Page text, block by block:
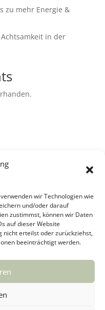
wir Technologien wie
und/oder darauf
zustimmst, können wir Daten
auf dieser Website
nicht erteilst oder zurückziehst,
beeinträchtigt werden.
zu mehr Energie &
in der